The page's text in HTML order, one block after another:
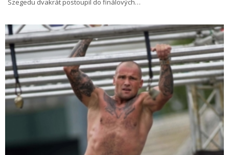
Szegedu dvakrát postoupil do finálových…